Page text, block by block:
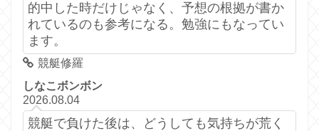
的中した時だけじゃなく、予想の根拠が書か
れているのも参考になる。勉強にもなってい
ます。
競艇修羅
しなこボンボン
2026.08.04
競艇で負けた後は、どうしても気持ちが荒く